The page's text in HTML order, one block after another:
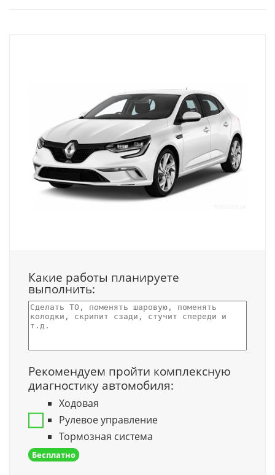
Какие работы планируете
выполнить:
Рекомендуем пройти комплексную
диагностику автомобиля:
Ходовая
Рулевое управление
Тормозная система
Бесплатно